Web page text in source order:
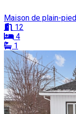
Maison de plain-pied
12
4
1